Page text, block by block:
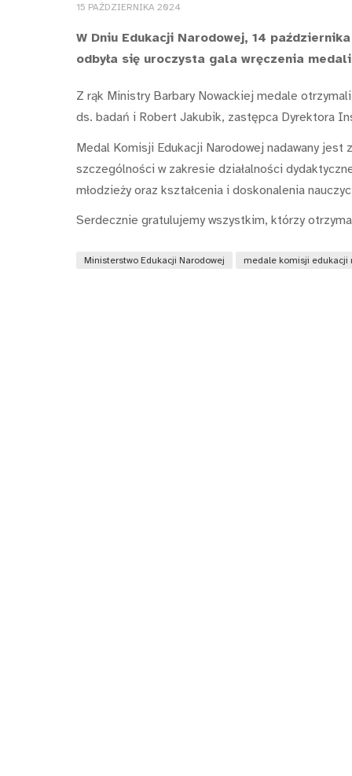
15 PAŹDZIERNIKA 2024
W Dniu Edukacji Narodowej, 14
odbyła się uroczysta gala wręczenia
Z rąk Ministry Barbary Nowackiej medale
ds. badań i Robert Jakubik, zastępca Dyrektora
Medal Komisji Edukacji Narodowej nadawany jest
szczególności w zakresie działalności
młodzieży oraz kształcenia i doskonalenia
Serdecznie gratulujemy wszystkim, którzy
Ministerstwo Edukacji Narodowej medale komisji edukacji